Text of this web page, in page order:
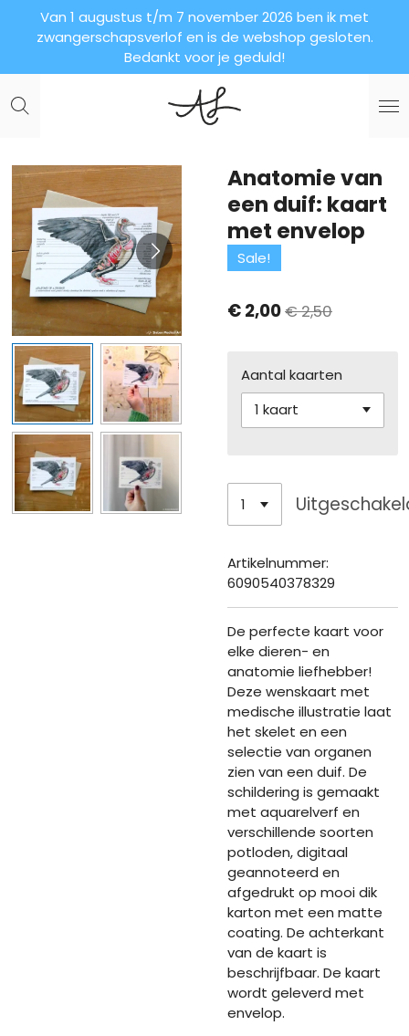
direct
de
hoofdinhoud
Van 1 augustus t/m 7 november 2026 ben ik met
zwangerschapsverlof en is de webshop gesloten.
Bedankt voor je geduld!
Anatomie van
een duif: kaart
met envelop
Sale!
€ 2,00€ 2,50
Aantal kaarten
Artikelnummer:
6090540378329
De perfecte kaart voor
elke dieren- en
anatomie liefhebber!
Deze wenskaart met
medische illustratie laat
het skelet en een
selectie van organen
zien van een duif. De
schildering is gemaakt
met aquarelverf en
verschillende soorten
potloden, digitaal
geannoteerd en
afgedrukt op mooi dik
karton met een matte
coating. De achterkant
van de kaart is
beschrijfbaar. De kaart
wordt geleverd met
envelop.